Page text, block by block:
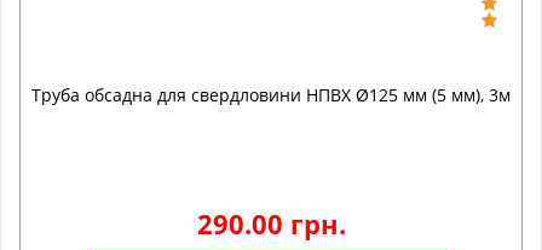
Труба обсадна для свердловини НПВХ Ø125 мм (5 мм), 3м
290.00 грн.